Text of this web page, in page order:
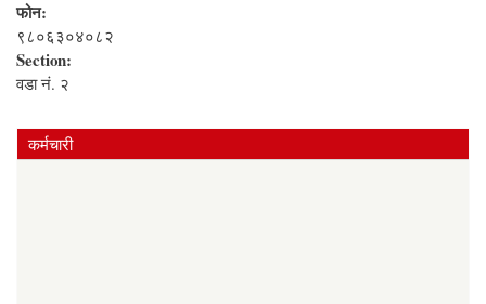
फोन:
९८०६३०४०८२
Section:
वडा नं. २
कर्मचारी